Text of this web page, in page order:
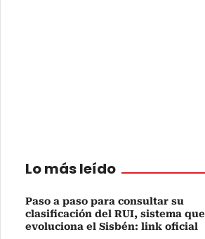
Lo más leído
Paso a paso para consultar su
clasificación del RUI, sistema que
evoluciona el Sisbén: link oficial